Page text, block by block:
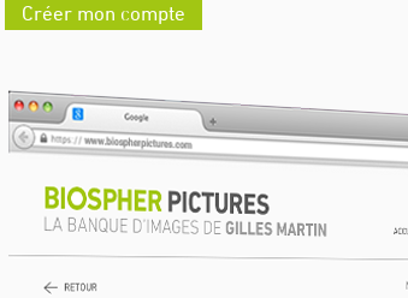
Créer mon compte